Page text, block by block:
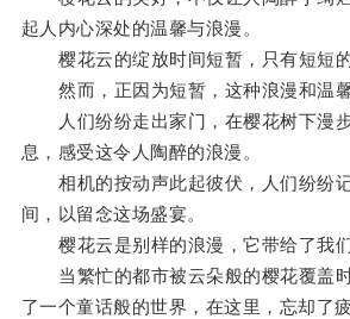
起人内心深处的温馨与浪漫。
樱花云的绽放时间短暂，只有短短的
然而，正因为短暂，这种浪漫和温馨
人们纷纷走出家门，在樱花树下漫
息，感受这令人陶醉的浪漫。
相机的按动声此起彼伏，人们纷纷
间，以留念这场盛宴。
樱花云是别样的浪漫，它带给了我们
当繁忙的都市被云朵般的樱花覆盖时
了一个童话般的世界，在这里，忘却了